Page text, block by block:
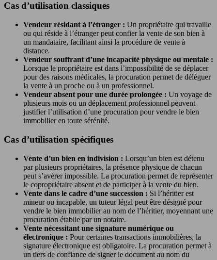
Cas d’utilisation classiques
Vendeur résidant à l’étranger : Un propriétaire qui travaille
ou qui réside à l’étranger peut confier la vente de son bien à
un mandataire, facilitant ainsi la procédure de vente à
distance.
Vendeur souffrant d’une incapacité physique ou mentale :
Lorsque le propriétaire est dans l’impossibilité de se déplacer
pour des raisons médicales, la procuration permet de déléguer
la vente à un proche ou à un professionnel.
Vendeur absent pour une durée prolongée : Un voyage de
plusieurs mois ou un déplacement professionnel peuvent
justifier l’utilisation d’une procuration pour vendre le bien
immobilier en toute sérénité.
Cas d’utilisation spécifiques
Vente d’un bien en indivision : Lorsqu’un bien est détenu
par plusieurs propriétaires, la présence physique de chacun
peut s’avérer impossible. La procuration permet de représenter
le copropriétaire absent et de participer à la vente du bien.
Vente dans le cadre d’une succession : Si l’héritier est
mineur ou incapable, un tuteur légal peut être désigné pour
vendre le bien immobilier au nom de l’héritier, moyennant une
procuration établie par un notaire.
Vente nécessitant une signature numérique ou
électronique : Pour certaines transactions immobilières, la
signature électronique est obligatoire. La procuration permet à
un tiers de confiance de signer le document au nom du